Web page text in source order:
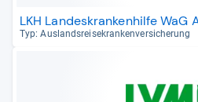
LKH Landeskrankenhilfe WaG
Typ: Aus­lands­rei­se­kran­ken­ver­si­che­rung